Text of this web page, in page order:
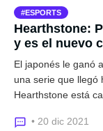
ESPORTS
Hearthstone:
y es el nuevo
El japonés le ganó
una serie que llegó
Hearthstone está
• 20 dic 2021